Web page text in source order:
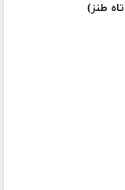
طنز)